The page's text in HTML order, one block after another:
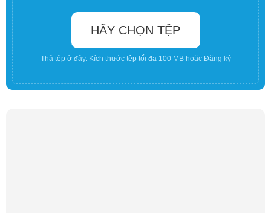
HÃY CHỌN TỆP
Thả tệp ở đây. Kích thước tệp tối đa 100 MB hoặc Đăng ký